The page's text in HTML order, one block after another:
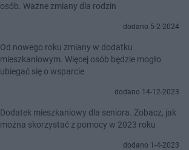
osób. Ważne zmiany dla rodzin
dodano 5-2-2024
Od nowego roku zmiany w dodatku
mieszkaniowym. Więcej osób będzie mogło
ubiegać się o wsparcie
dodano 14-12-2023
Dodatek mieszkaniowy dla seniora. Zobacz, jak
można skorzystać z pomocy w 2023 roku
dodano 1-4-2023